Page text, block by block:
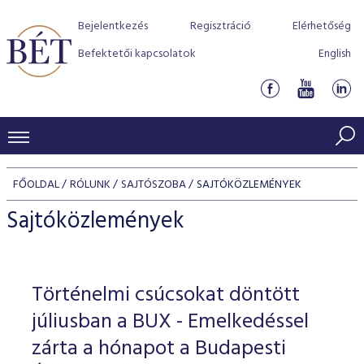
Bejelentkezés Regisztráció
Elérhetőség
Befektetői kapcsolatok
English
KERESKEDÉSI ADATOK
INDEXEK
Jelzáloglevél indexek
Vállalati kötvény indexek
Azonnali Piac
Részvények
Származékos piac
BEFEKTETŐK
Részvény szekció
Hitelpapír szekció
BÉT szabályzatok
Befektetővédelem
Alkalmazott díjstruktúra
Elszámolás
Részvény és vállalati kötvény tőzsdei bevezetését
program
BÉT Xtend - Részvénypiac egyszerűen
TŐZSDETAGOK
Tőzsdetagok, üzletkötők
VENDOROK
FŐOLDAL RÓLUNK SAJTÓSZOBA SAJTÓKÖZLEMÉNYEK
Sajtóközlemények
Történelmi csúcsokat döntött
júliusban a BUX - Emelkedéssel
zárta a hónapot a Budapesti